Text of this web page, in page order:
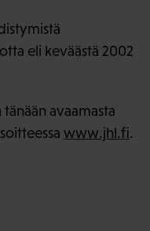
eli keväästä 2002
avaamasta
www.jhl.fi.